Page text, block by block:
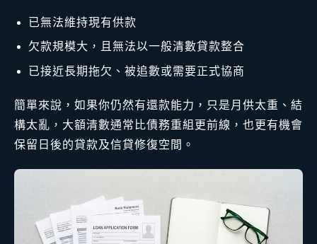
已無法維持現有供款
欠款規模大，且無法以一般清數貸款整合
已接近長期拖欠、被追數或需要正式協商
簡單來說，如果你仍然有還款能力，只是月供太重、結
構太亂，大額清數通常比債務重組更前線，也更有機會
保留日後的貸款及信貸修復空間。